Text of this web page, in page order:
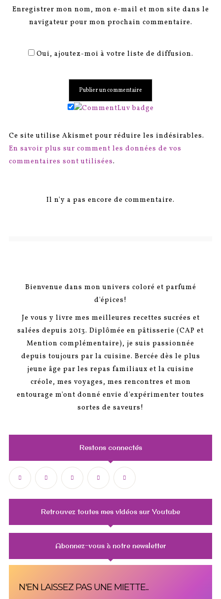
Enregistrer mon nom, mon e-mail et mon site dans le
navigateur pour mon prochain commentaire.
Oui, ajoutez-moi à votre liste de diffusion.
Ce site utilise Akismet pour réduire les indésirables.
En savoir plus sur comment les données de vos
commentaires sont utilisées.
Il n'y a pas encore de commentaire.
Bienvenue dans mon univers coloré et parfumé
d'épices!
Je vous y livre mes meilleures recettes sucrées et
salées depuis 2013. Diplômée en pâtisserie (CAP et
Mention complémentaire), je suis passionnée
depuis toujours par la cuisine. Bercée dès le plus
jeune âge par les repas familiaux et la cuisine
créole, mes voyages, mes rencontres et mon
entourage m'ont donné envie d'expérimenter toutes
sortes de saveurs!
Restons connectés
Retrouvez toutes mes vidéos sur Youtube
Abonnez-vous à notre newsletter
N'EN LAISSEZ PAS UNE MIETTE...